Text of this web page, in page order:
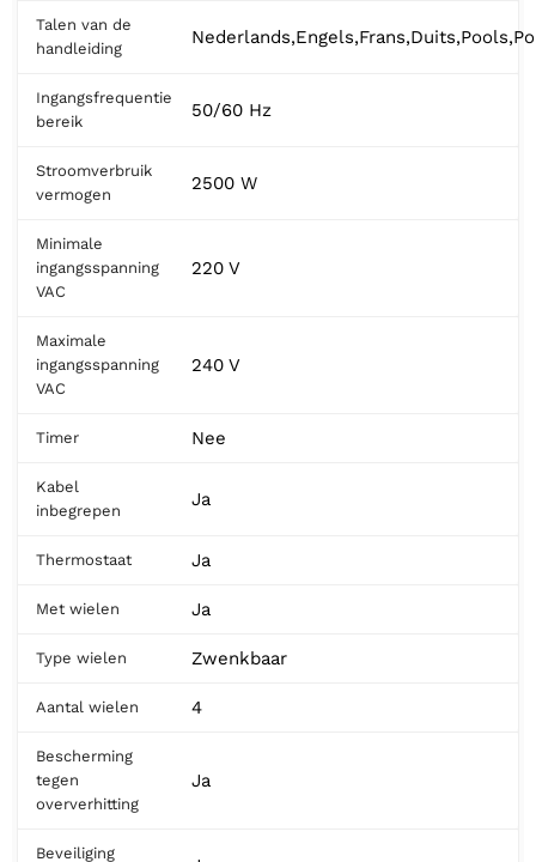
Talen van de
handleiding
Ingangsfrequentie
bereik
50/60 Hz
Stroomverbruik
vermogen
2500 W
Minimale
ingangsspanning
VAC
220 V
Maximale
ingangsspanning
VAC
240 V
Timer Nee
Kabel
inbegrepen
Ja
Thermostaat Ja
Met wielen Ja
Type wielen Zwenkbaar
Aantal wielen 4
Bescherming
tegen
oververhitting
Ja
Beveiliging